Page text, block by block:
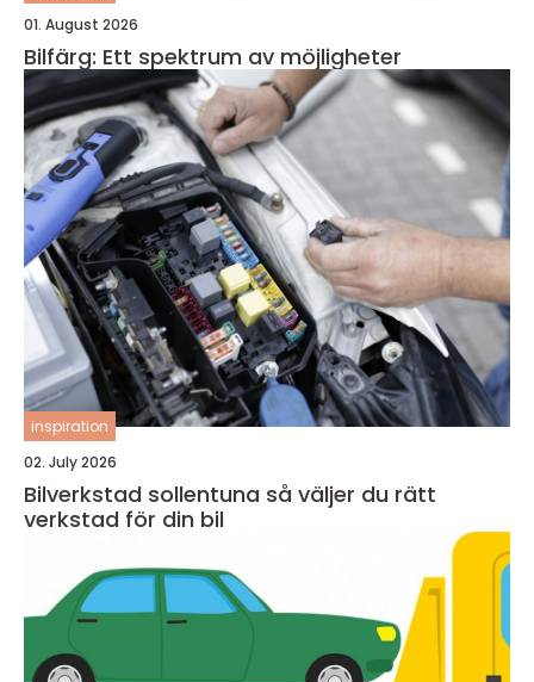
01. August 2026
Bilfärg: Ett spektrum av möjligheter
inspiration
02. July 2026
Bilverkstad sollentuna så väljer du rätt
verkstad för din bil